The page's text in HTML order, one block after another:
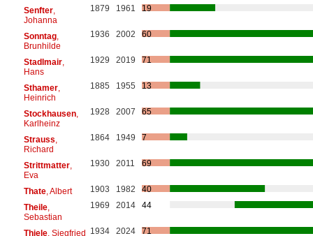
Senfter,
Johanna
1879 1961 19
Sonntag,
Brunhilde
1936 2002 60
Stadlmair,
Hans
1929 2019 71
Sthamer,
Heinrich
1885 1955 13
Stockhausen,
Karlheinz
1928 2007 65
Strauss
Richard
1864 1949 7
Strittmatter,
Eva
1930 2011 69
Thate, Albert 1903 1982
40
Theile,
Sebastian
1969 2014 44
Thiele, Siegfried 1934 2024 71